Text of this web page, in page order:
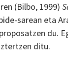
(Bilbo, 1999)
sarean eta
du.
ditu.